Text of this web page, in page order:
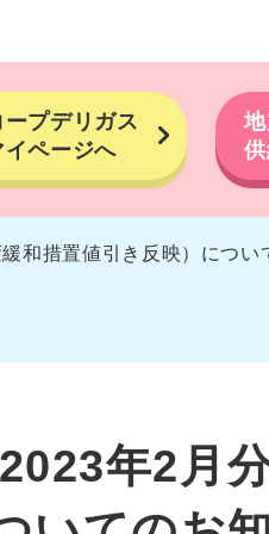
ープデリガス
イページへ
和措置値引き反映）につい
年2月